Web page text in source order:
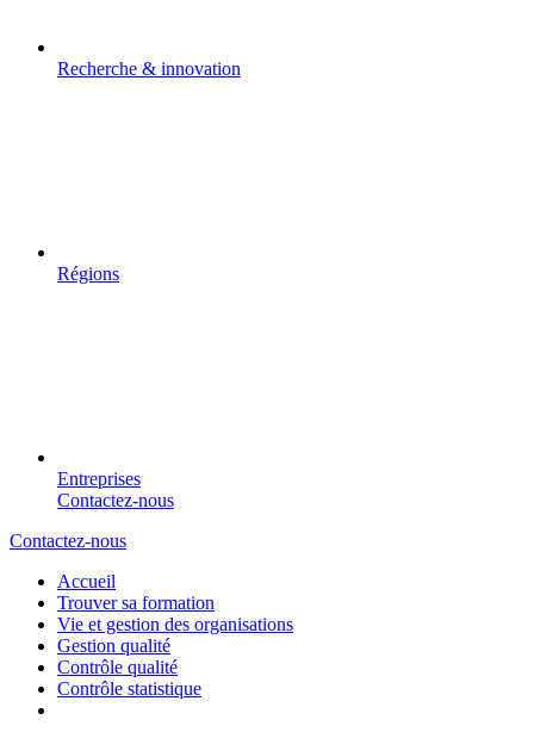
Recherche & innovation
Régions
Entreprises
Contactez-nous
Contactez-nous
Accueil
Trouver sa formation
Vie et gestion des organisations
Gestion qualité
Contrôle qualité
Contrôle statistique